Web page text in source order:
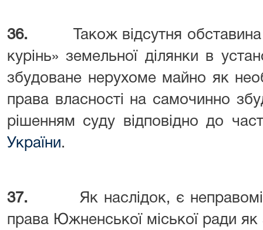
36.
Також відсутня
курінь» земельної ділянки в
збудоване нерухоме майно як
права власності на самочинно
рішенням суду відповідно до
України.
37. Як наслідок, є
права Южненської міської ради як